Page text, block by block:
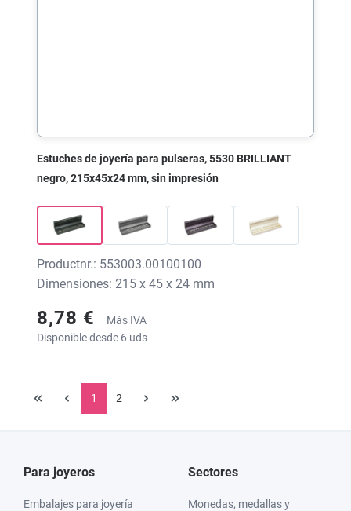
Estuches de joyería para pulseras, 5530 BRILLIANT
negro, 215x45x24 mm, sin impresión
Productnr.: 553003.00100100
Dimensiones: 215 x 45 x 24 mm
8,78 €
Más IVA
Disponible desde 6 uds
1 2
Para joyeros
Embalajes para joyería
Sectores
Monedas, medallas y